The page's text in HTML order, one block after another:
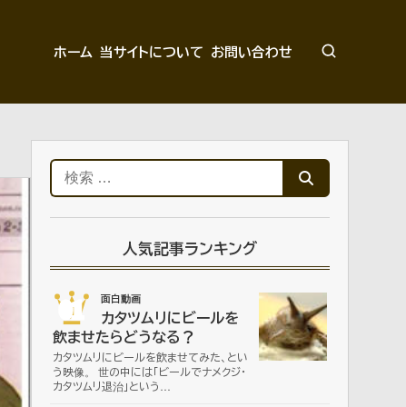
ホーム 当サイトについて お問い合わせ
検
索:
人気記事ランキング
01 面白動画
カタツムリにビールを
飲ませたらどうなる？
カタツムリにビールを飲ませてみた、とい
う映像。 世の中には「ビールでナメクジ・
カタツムリ退治」という…